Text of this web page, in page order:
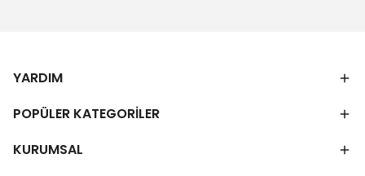
YARDIM
POPÜLER KATEGORİLER
KURUMSAL